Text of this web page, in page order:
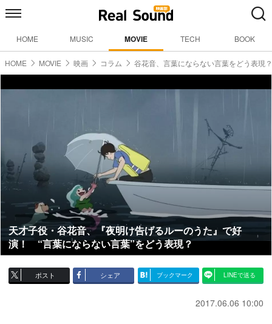
HOME MUSIC MOVIE TECH BOOK
HOME MOVIE 映画 コラム 谷花音、言葉にならない言葉をどう表現？
天才子役・谷花音、『夜明け告げるルーのうた』で好
演！ “言葉にならない言葉”をどう表現？
ポスト シェア ブックマーク LINEで送る
2017.06.06 10:00